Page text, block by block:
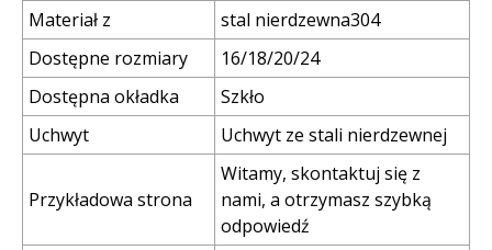
Materiał z
stal nierdzewna304
Dostępne rozmiary
16/18/20/24
Dostępna okładka
Szkło
Uchwyt
Uchwyt ze stali nierdzewnej
Przykładowa strona
Witamy, skontaktuj się z
nami, a otrzymasz szybką
odpowiedź